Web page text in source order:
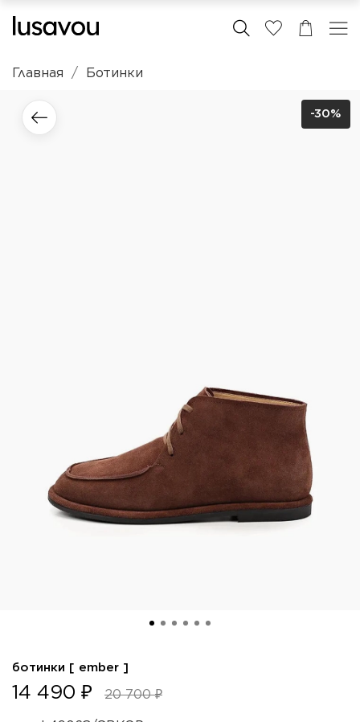
Главная Ботинки
-30%
ботинки [ ember ]
14 490 ₽ 20 700 ₽